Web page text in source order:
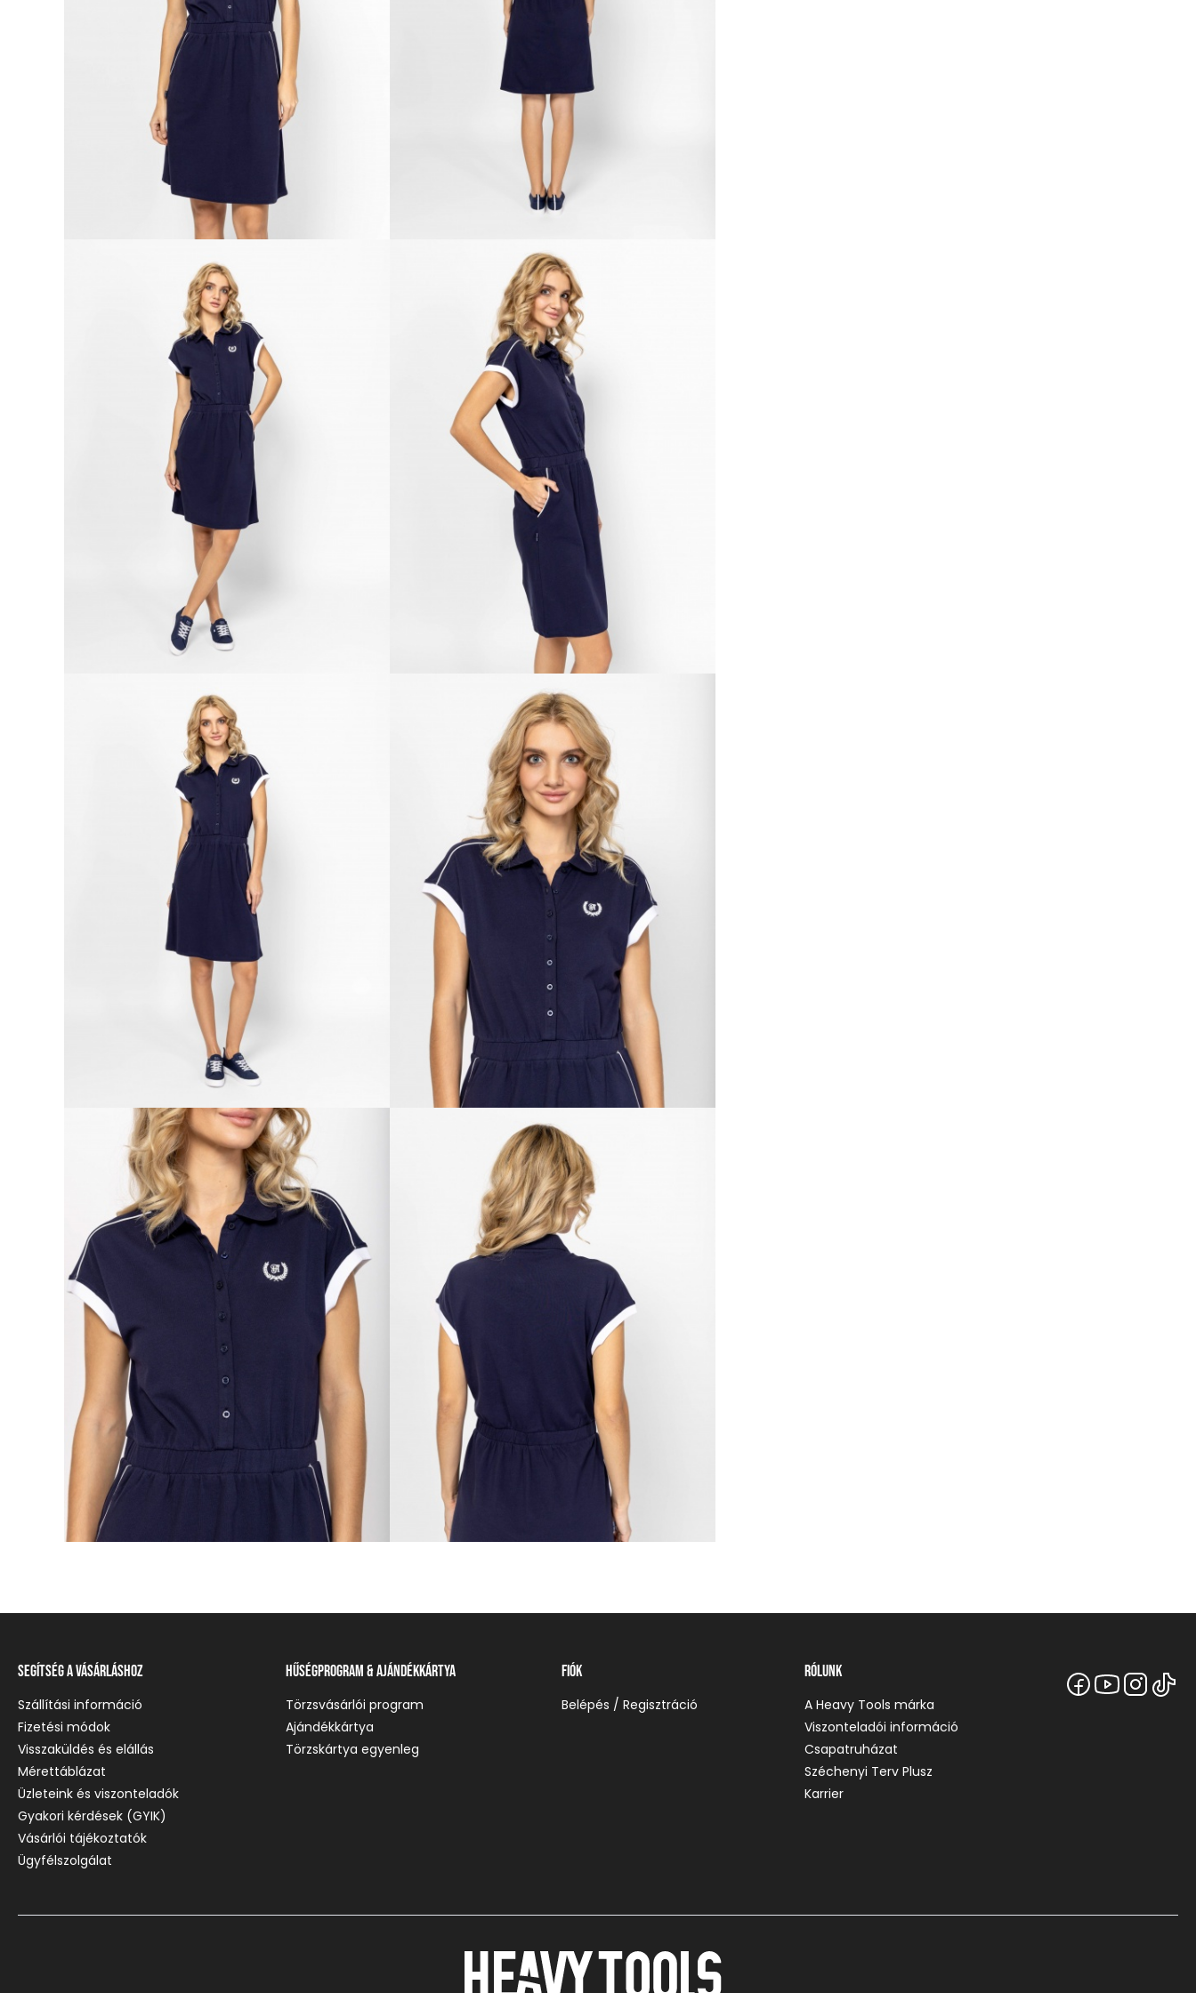
Segítség a vásárláshoz
Szállítási információ
Fizetési módok
Visszaküldés és elállás
Mérettáblázat
Üzleteink és viszonteladók
Gyakori kérdések (GYIK)
Vásárlói tájékoztatók
Ügyfélszolgálat
Hűségprogram & Ajándékkártya
Törzsvásárlói program
Ajándékkártya
Törzskártya egyenleg
Fiók
Belépés / Regisztráció
Rólunk
A Heavy Tools márka
Viszonteladói információ
Csapatruházat
Széchenyi Terv Plusz
Karrier